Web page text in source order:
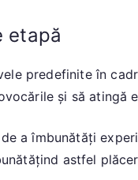
etapă
predefinite în
și să atingă
a îmbunătăți
astfel